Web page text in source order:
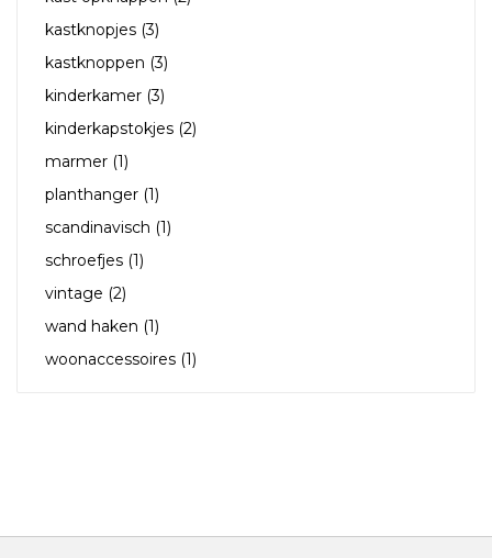
kastknopjes (3)
kastknoppen (3)
kinderkamer (3)
kinderkapstokjes (2)
marmer (1)
planthanger (1)
scandinavisch (1)
schroefjes (1)
vintage (2)
wand haken (1)
woonaccessoires (1)